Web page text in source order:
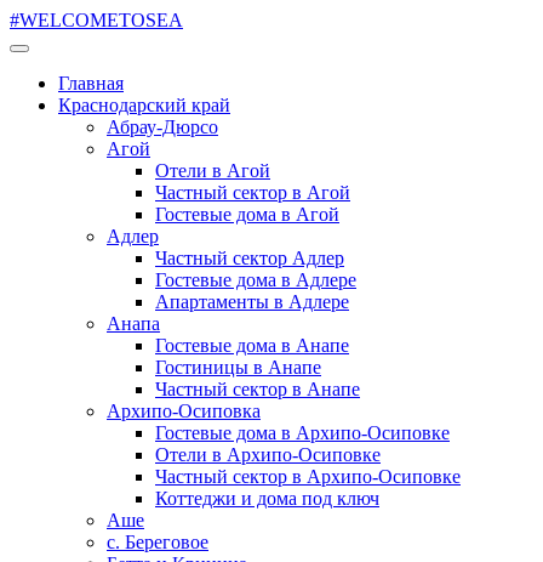
#WELCOMETOSEA
Главная
Краснодарский край
Абрау-Дюрсо
Агой
Отели в Агой
Частный сектор в Агой
Гостевые дома в Агой
Адлер
Частный сектор Адлер
Гостевые дома в Адлере
Апартаменты в Адлере
Анапа
Гостевые дома в Анапе
Гостиницы в Анапе
Частный сектор в Анапе
Архипо-Осиповка
Гостевые дома в Архипо-Осиповке
Отели в Архипо-Осиповке
Частный сектор в Архипо-Осиповке
Коттеджи и дома под ключ
Аше
с. Береговое